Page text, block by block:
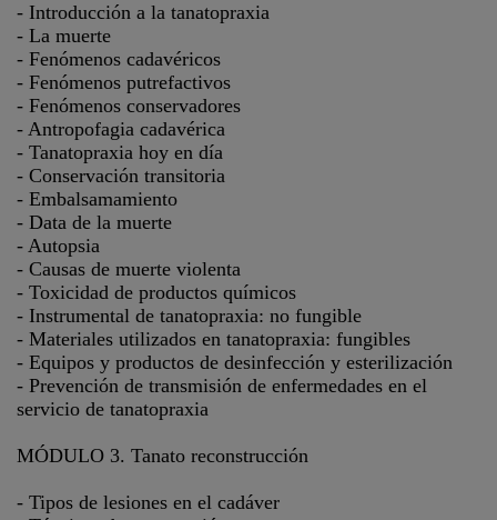
- Introducción a la tanatopraxia
- La muerte
- Fenómenos cadavéricos
- Fenómenos putrefactivos
- Fenómenos conservadores
- Antropofagia cadavérica
- Tanatopraxia hoy en día
- Conservación transitoria
- Embalsamamiento
- Data de la muerte
- Autopsia
- Causas de muerte violenta
- Toxicidad de productos químicos
- Instrumental de tanatopraxia: no fungible
- Materiales utilizados en tanatopraxia: fungibles
- Equipos y productos de desinfección y esterilización
- Prevención de transmisión de enfermedades en el
servicio de tanatopraxia
MÓDULO 3. Tanato reconstrucción
- Tipos de lesiones en el cadáver